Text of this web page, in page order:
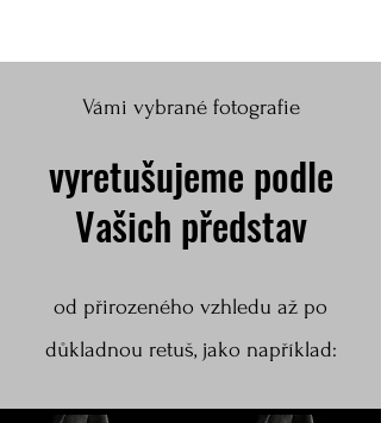
Vámi vybrané fotografie
vyretušujeme podle
Vašich představ
od přirozeného vzhledu až po
důkladnou retuš, jako například: